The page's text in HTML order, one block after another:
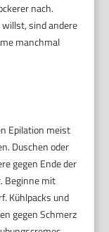
nach.
sind andere
manchmal
Epilation meist
Duschen oder
gegen Ende der
Beginne mit
Kühlpacks und
gegen Schmerz